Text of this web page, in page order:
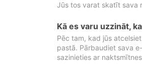
Jūs tos varat skatīt sava
Kā es varu uzzināt,
Pēc tam, kad jūs
pastā. Pārbaudiet sava
sazinieties ar